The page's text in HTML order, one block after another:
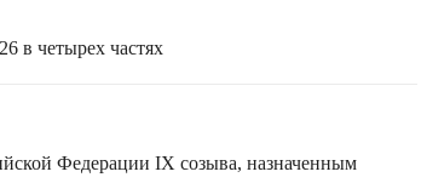
в четырех частях
Федерации IX созыва, назначенным